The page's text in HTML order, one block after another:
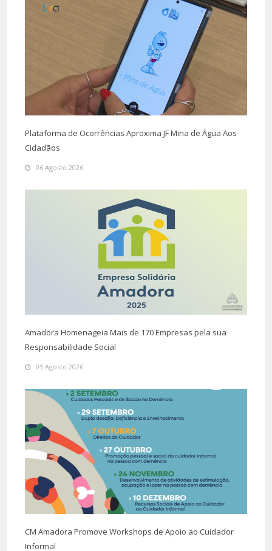
Plataforma de Ocorrências Aproxima JF Mina de Água Aos
Cidadãos
06 Agosto 2026
Amadora Homenageia Mais de 170 Empresas pela sua
Responsabilidade Social
05 Agosto 2026
CM Amadora Promove Workshops de Apoio ao Cuidador
Informal